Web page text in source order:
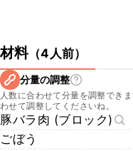
こちらのレシピでは、シェ
しております。
ご家庭で作りやすい手順や
ので、ぜひチェックしてみて
https://
104050732332
材料（4人前）
分量の調整
人数に合わせて分量を調整でき
わせて調整してくださいね。
豚バラ肉 (ブロック)
ごぼう